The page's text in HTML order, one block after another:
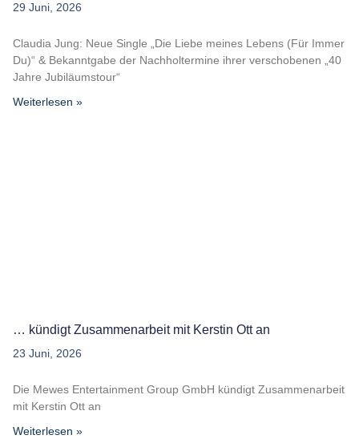
29 Juni, 2026
Claudia Jung: Neue Single „Die Liebe meines Lebens (Für Immer
Du)“ & Bekanntgabe der Nachholtermine ihrer verschobenen „40
Jahre Jubiläumstour“
Weiterlesen »
… kündigt Zusammenarbeit mit Kerstin Ott an
23 Juni, 2026
Die Mewes Entertainment Group GmbH kündigt Zusammenarbeit
mit Kerstin Ott an
Weiterlesen »